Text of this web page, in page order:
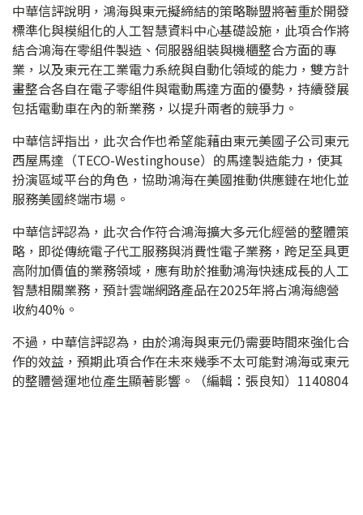
中華信評說明，鴻海與東元擬締結的策略聯盟將著重於開發
標準化與模組化的人工智慧資料中心基礎設施，此項合作將
結合鴻海在零組件製造、伺服器組裝與機櫃整合方面的專
業，以及東元在工業電力系統與自動化領域的能力，雙方計
畫整合各自在電子零組件與電動馬達方面的優勢，持續發展
包括電動車在內的新業務，以提升兩者的競爭力。
中華信評指出，此次合作也希望能藉由東元美國子公司東元
西屋馬達（TECO-Westinghouse）的馬達製造能力，使其
扮演區域平台的角色，協助鴻海在美國推動供應鏈在地化並
服務美國終端市場。
中華信評認為，此次合作符合鴻海擴大多元化經營的整體策
略，即從傳統電子代工服務與消費性電子業務，跨足至具更
高附加價值的業務領域，應有助於推動鴻海快速成長的人工
智慧相關業務，預計雲端網路產品在2025年將占鴻海總營
收約40%。
不過，中華信評認為，由於鴻海與東元仍需要時間來強化合
作的效益，預期此項合作在未來幾季不太可能對鴻海或東元
的整體營運地位產生顯著影響。（編輯：張良知）1140804